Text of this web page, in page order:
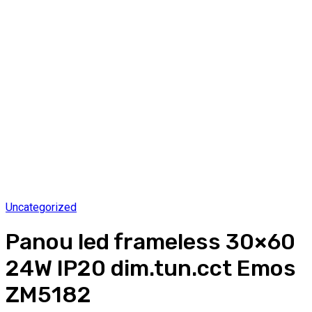
Uncategorized
Panou led frameless 30×60
24W IP20 dim.tun.cct Emos
ZM5182